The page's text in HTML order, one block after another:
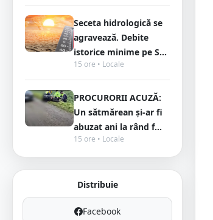
Seceta hidrologică se
agravează. Debite
istorice minime pe S...
15 ore • Locale
PROCURORII ACUZĂ:
Un sătmărean și-ar fi
abuzat ani la rând f...
15 ore • Locale
Distribuie
Facebook